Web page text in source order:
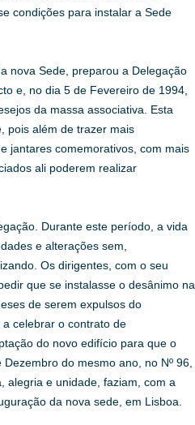
condições para instalar a Sede
nova Sede, preparou a Delegação
e, no dia 5 de Fevereiro de 1994,
da massa associativa. Esta
pois além de trazer mais
jantares comemorativos, com mais
ali poderem realizar
Durante este período, a vida
e alterações sem,
Os dirigentes, com o seu
que se instalasse o desânimo na
de serem expulsos do
celebrar o contrato de
do novo edifício para que o
do mesmo ano, no Nº 96,
alegria e unidade, faziam, com a
da nova sede, em Lisboa.